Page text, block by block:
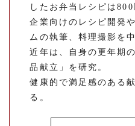
したお弁当レシピは800
企業向けのレシピ開発
ムの執筆、料理撮影を
近年は、自身の更年期
品献立」を研究。
健康的で満足感のある
る。